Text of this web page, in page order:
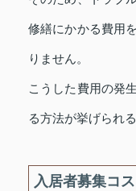
修繕にかかる費用
りません。
こうした費用の発
る方法が挙げられる
入居者募集コ